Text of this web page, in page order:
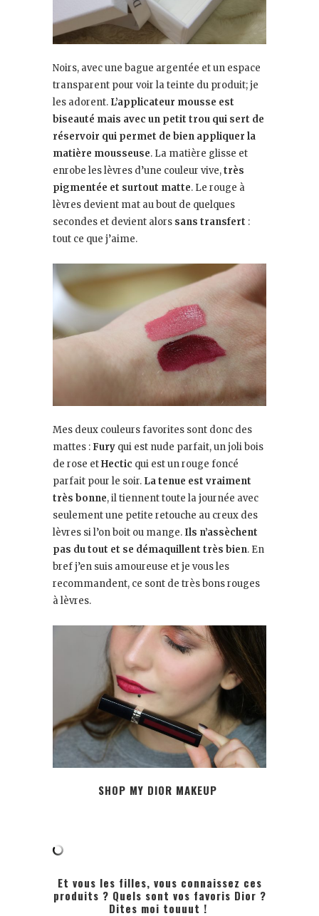
Noirs, avec une bague argentée et un espace
transparent pour voir la teinte du produit; je
les adorent. L’applicateur mousse est
biseauté mais avec un petit trou qui sert de
réservoir qui permet de bien appliquer la
matière mousseuse. La matière glisse et
enrobe les lèvres d’une couleur vive,très
pigmentée et surtout matte. Le rouge à
lèvres devient mat au bout de quelques
secondes et devient alors sans transfert :
tout ce que j’aime.
Mes deux couleurs favorites sont donc des
mattes : Fury qui est nude parfait, un joli bois
de rose etHectic qui est un rouge foncé
parfait pour le soir. La tenue est vraiment
très bonne, il tiennent toute la journée avec
seulement une petite retouche au creux des
lèvres si l’on boit ou mange. Ils n’assèchent
pas du tout et se démaquillent très bien. En
bref j’en suis amoureuse et je vous les
recommandent, ce sont de très bons rouges
à lèvres.
SHOP MY DIOR MAKEUP
Et vous les filles, vous connaissez ces
produits ? Quels sont vos favoris Dior ?
Dites moi touuut !